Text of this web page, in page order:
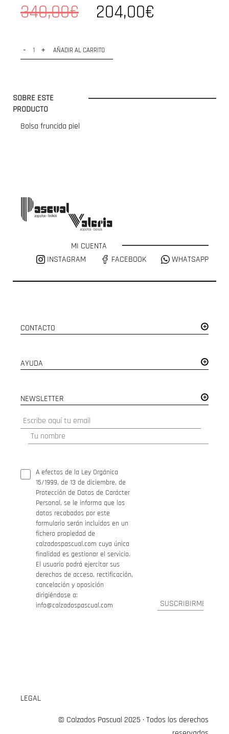
340,00€ 204,00€
- + AÑADIR AL CARRITO
SOBRE ESTE
PRODUCTO
Bolsa fruncida piel
MI CUENTA
INSTAGRAM
FACEBOOK WHATSAPP
CONTACTO
AYUDA
NEWSLETTER
A efectos de la Ley Orgánica
15/1999, de 13 de diciembre, de
Protección de Datos de Carácter
Personal, se le informa que los
datos recabados por este
formulario serán incluidos en un
fichero propiedad de
calzadospascual.com cuya única
finalidad es gestionar el servicio.
El usuario podrá ejercitar sus
derechos de acceso, rectificación,
cancelación y oposición
dirigiéndose a:
info@calzadospascual.com
LEGAL
© Calzados Pascual 2025 · Todos los derechos